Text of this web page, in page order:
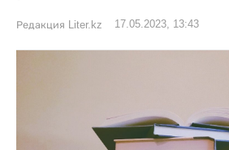
Редакция Liter.kz 17.05.2023, 13:43